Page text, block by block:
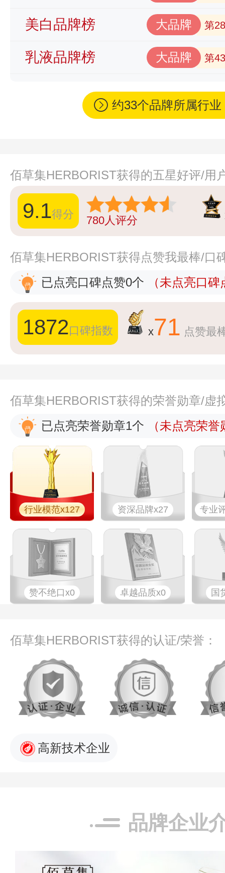
美白品牌榜 大品牌 第
乳液品牌榜 大品牌 第
约33个品牌所属行
佰草集HERBORIST获得的五星好评/用
9.1得分 780人评分
佰草集HERBORIST获得点赞我最棒/口
已点亮口碑点赞0个
（未点亮口
1872口碑指数 x71 点赞最
佰草集HERBORIST获得的荣誉勋章/虚
已点亮荣誉勋章1个
（未点亮荣
行业模范x127 资深品牌x27 专业​
赞不绝口x0 卓越品质x0 国
佰草集HERBORIST获得的认证/荣誉：
高新技术企业
品牌企业